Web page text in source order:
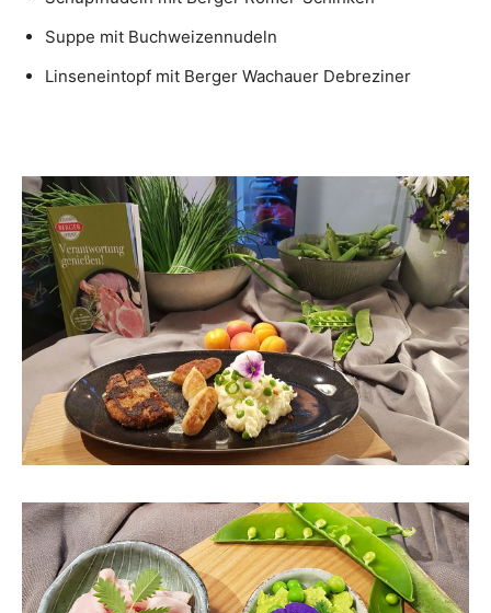
Suppe mit Buchweizennudeln
Linseneintopf mit Berger Wachauer Debreziner